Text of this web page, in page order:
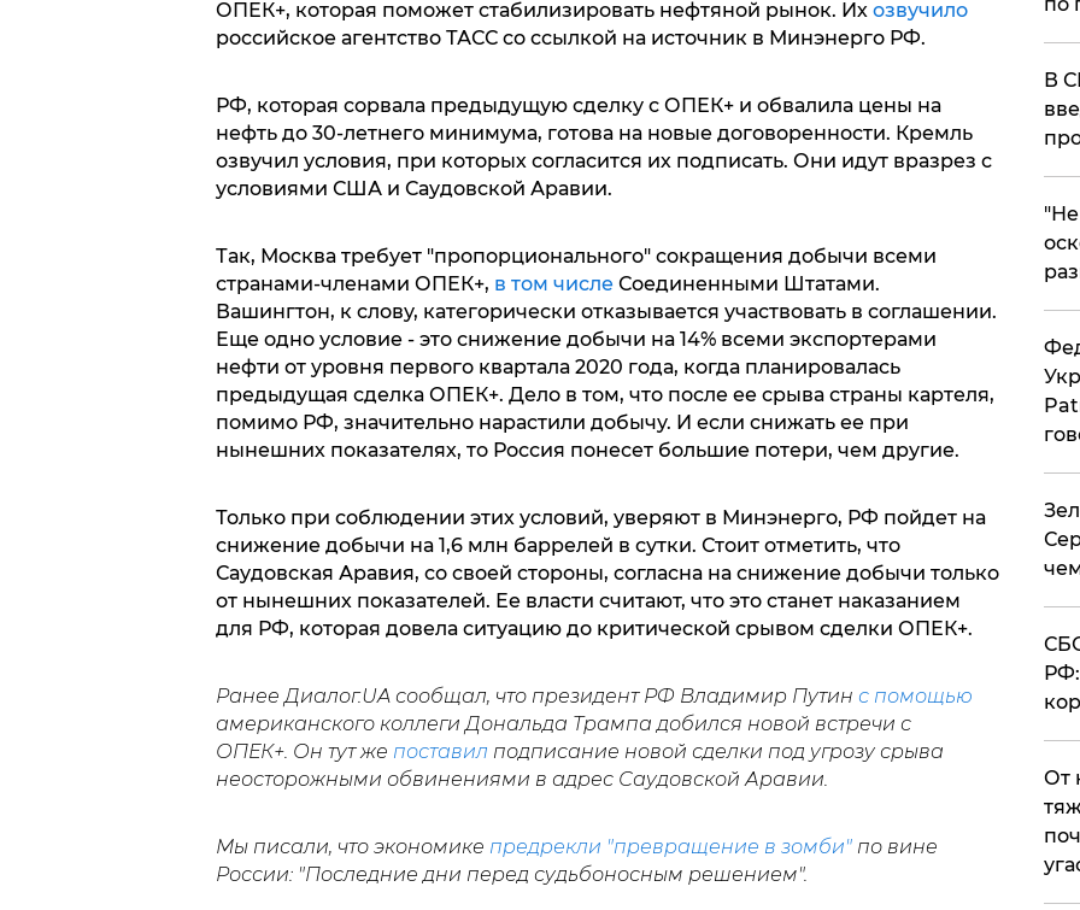
ОПЕК+, которая поможет стабилизировать нефтяной рынок. Их озвучило
российское агентство ТАСС со ссылкой на источник в Минэнерго РФ.
РФ, которая сорвала предыдущую сделку с ОПЕК+ и обвалила цены на
нефть до 30-летнего минимума, готова на новые договоренности. Кремль
озвучил условия, при которых согласится их подписать. Они идут вразрез с
условиями США и Саудовской Аравии.
Так, Москва требует "пропорционального" сокращения добычи всеми
странами-членами ОПЕК+, в том числеСоединенными Штатами.
Вашингтон, к слову, категорически отказывается участвовать в соглашении.
Еще одно условие - это снижение добычи на 14% всеми экспортерами
нефти от уровня первого квартала 2020 года, когда планировалась
предыдущая сделка ОПЕК+. Дело в том, что после ее срыва страны картеля,
помимо РФ, значительно нарастили добычу. И если снижать ее при
нынешних показателях, то Россия понесет большие потери, чем другие.
Только при соблюдении этих условий, уверяют в Минэнерго, РФ пойдет на
снижение добычи на 1,6 млн баррелей в сутки. Стоит отметить, что
Саудовская Аравия, со своей стороны, согласна на снижение добычи только
от нынешних показателей. Ее власти считают, что это станет наказанием
для РФ, которая довела ситуацию до критической срывом сделки ОПЕК+.
Ранее Диалог.UA сообщал, что президент РФ Владимир Путин с помощью
американского коллеги Дональда Трампа добился новой встречи с
ОПЕК+. Он тут же поставил подписание новой сделки под угрозу срыва
неосторожными обвинениями в адрес Саудовской Аравии.
Мы писали, что экономике предрекли "превращение в зомби"по вине
России: "Последние дни перед судьбоносным решением".
В
От